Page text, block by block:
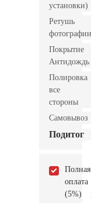
установки)
Ретушь
фотографии
Покрытие
Антидождь
Полировка
все
стороны
Самовывоз
Подитог
Полная
оплата
(5%)